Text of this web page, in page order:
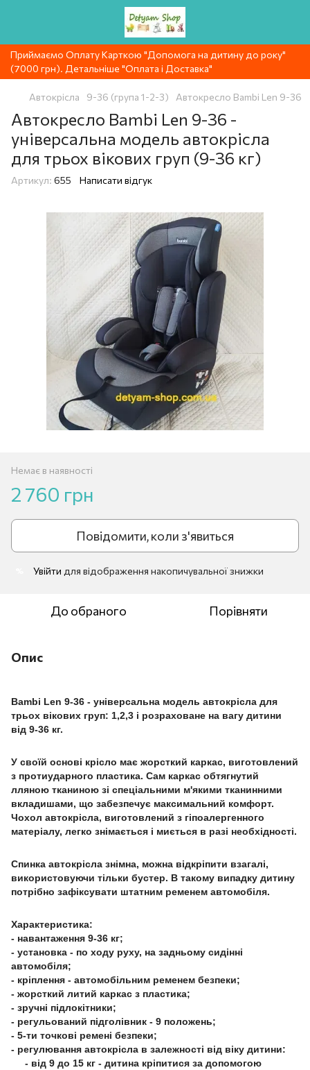
Приймаємо Оплату Карткою "Допомога на дитину до року"
(7000 грн). Детальніше "Оплата і Доставка"
Автокрісла 9-36 (група 1-2-3) Автокресло Bambi Len 9-36
Автокресло Bambi Len 9-36 -
універсальна модель автокрісла
для трьох вікових груп (9-36 кг)
Артикул: 655 Написати відгук
Немає в наявності
2 760 грн
Повідомити, коли з'явиться
Увійти для відображення накопичувальної знижки
До обраного Порівняти
Опис
Bambi Len 9-36 - універсальна модель автокрісла для
трьох вікових груп: 1,2,3 і розраховане на вагу дитини
від 9-36 кг.
У своїй основі крісло має жорсткий каркас, виготовлений
з протиударного пластика. Сам каркас обтягнутий
лляною тканиною зі спеціальними м'якими тканинними
вкладишами, що забезпечує максимальний комфорт.
Чохол автокрісла, виготовлений з гіпоалергенного
матеріалу, легко знімається і миється в разі необхідності.
Спинка автокрісла знімна, можна відкріпити взагалі,
використовуючи тільки бустер. В такому випадку дитину
потрібно зафіксувати штатним ременем автомобіля.
Характеристика:
- навантаження 9-36 кг;
- установка - по ходу руху, на задньому сидінні
автомобіля;
- кріплення - автомобільним ременем безпеки;
- жорсткий литий каркас з пластика;
- зручні підлокітники;
- регульований підголівник - 9 положень;
- 5-ти точкові ремені безпеки;
- регулювання автокрісла в залежності від віку дитини:
- від 9 до 15 кг - дитина кріпитися за допомогою